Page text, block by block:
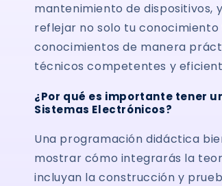
mantenimiento de dispositivos,
reflejar no solo tu
conocimientos de manera
técnicos competentes y
¿Por qué es importante tener
Sistemas Electrónicos?
Una programación didáctica
mostrar cómo integrarás la
incluyan la construcción y